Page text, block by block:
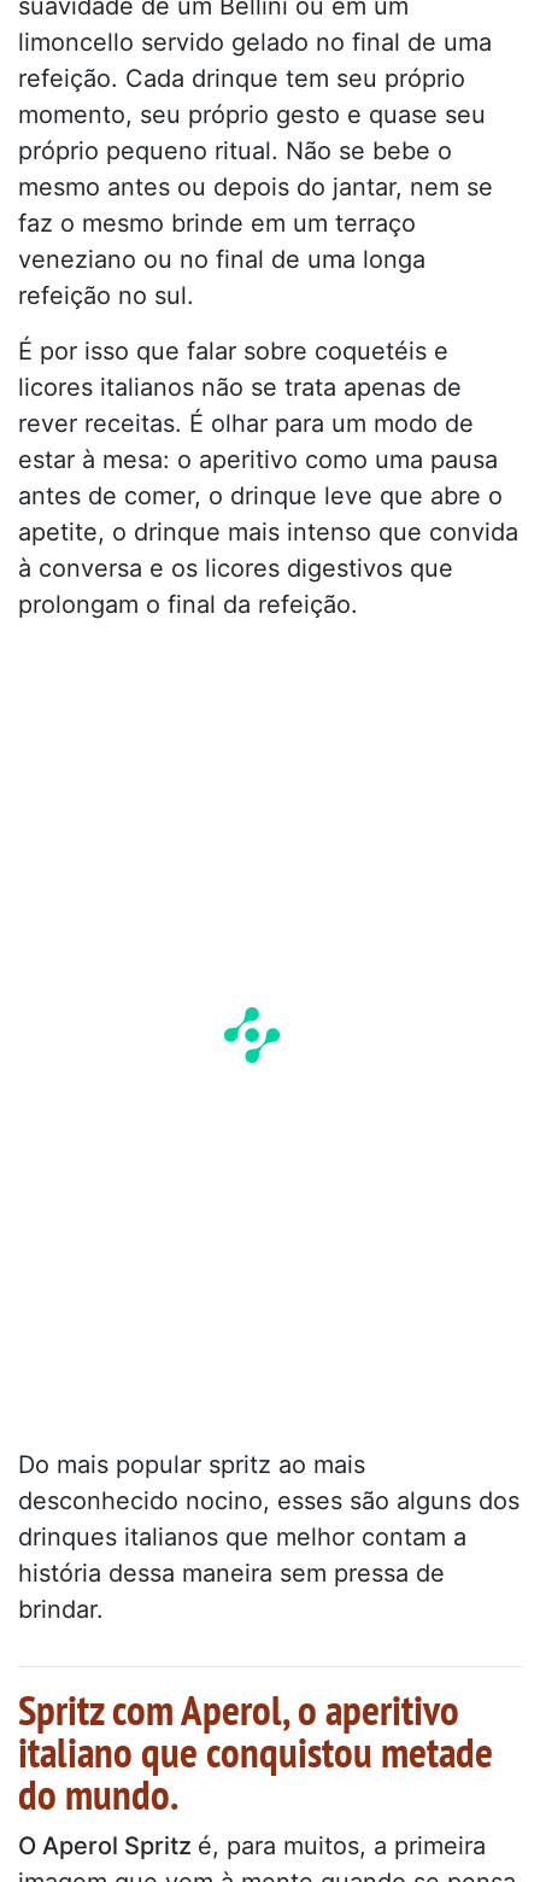
suavidade de um Bellini ou em um
limoncello servido gelado no final de uma
refeição. Cada drinque tem seu próprio
momento, seu próprio gesto e quase seu
próprio pequeno ritual. Não se bebe o
mesmo antes ou depois do jantar, nem se
faz o mesmo brinde em um terraço
veneziano ou no final de uma longa
refeição no sul.
É por isso que falar sobre coquetéis e
licores italianos não se trata apenas de
rever receitas. É olhar para um modo de
estar à mesa: o aperitivo como uma pausa
antes de comer, o drinque leve que abre o
apetite, o drinque mais intenso que convida
à conversa e os licores digestivos que
prolongam o final da refeição.
Do mais popular spritz ao mais
desconhecido nocino, esses são alguns dos
drinques italianos que melhor contam a
história dessa maneira sem pressa de
brindar.
Spritz com Aperol, o aperitivo
italiano que conquistou metade
do mundo.
O Aperol Spritz é, para muitos, a primeira